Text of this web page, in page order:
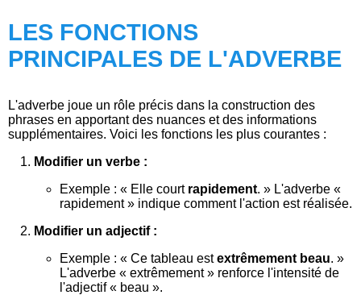
LES FONCTIONS
PRINCIPALES DE L'ADVERBE
L'adverbe joue un rôle précis dans la construction des
phrases en apportant des nuances et des informations
supplémentaires. Voici les fonctions les plus courantes :
Modifier un verbe :
Exemple : « Elle court rapidement. » L'adverbe «
rapidement » indique comment l'action est réalisée.
Modifier un adjectif :
Exemple : « Ce tableau estextrêmement beau. »
L'adverbe « extrêmement » renforce l'intensité de
l'adjectif « beau ».